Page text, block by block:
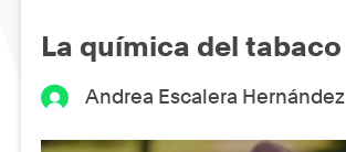
La química del tabaco
Andrea Escalera Hernández